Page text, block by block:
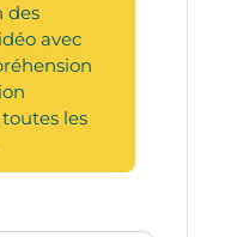
des
avec
les